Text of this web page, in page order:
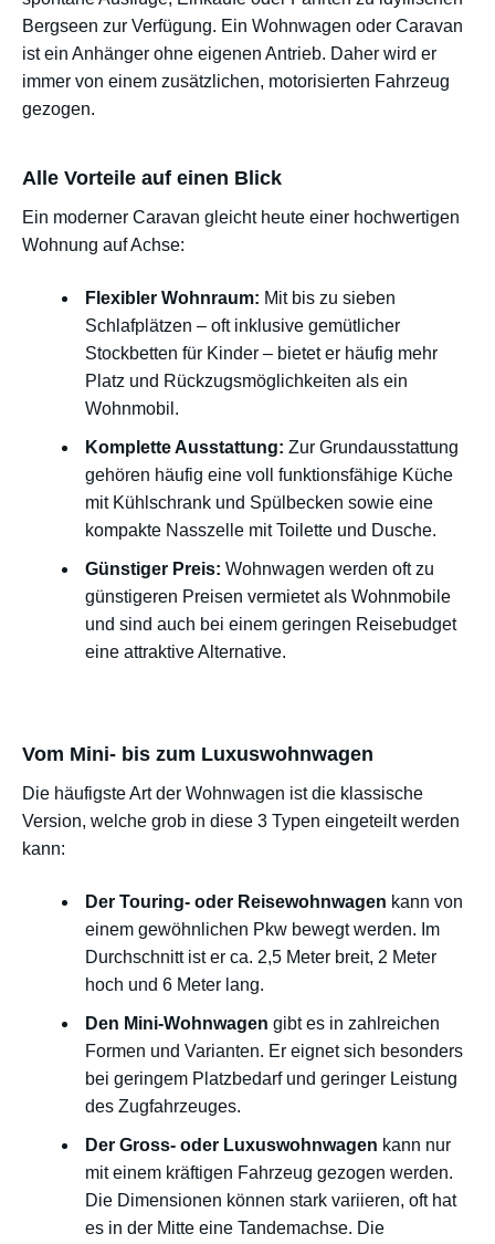
Bergseen zur Verfügung. Ein Wohnwagen oder Caravan
ist ein Anhänger ohne eigenen Antrieb. Daher wird er
immer von einem zusätzlichen, motorisierten Fahrzeug
gezogen.
Alle Vorteile auf einen Blick
Ein moderner Caravan gleicht heute einer hochwertigen
Wohnung auf Achse:
Flexibler Wohnraum: Mit bis zu sieben
Schlafplätzen – oft inklusive gemütlicher
Stockbetten für Kinder – bietet er häufig mehr
Platz und Rückzugsmöglichkeiten als ein
Wohnmobil.
Komplette Ausstattung: Zur Grundausstattung
gehören häufig eine voll funktionsfähige Küche
mit Kühlschrank und Spülbecken sowie eine
kompakte Nasszelle mit Toilette und Dusche.
Günstiger Preis: Wohnwagen werden oft zu
günstigeren Preisen vermietet als Wohnmobile
und sind auch bei einem geringen Reisebudget
eine attraktive Alternative.
Vom Mini- bis zum Luxuswohnwagen
Die häufigste Art der Wohnwagen ist die klassische
Version, welche grob in diese 3 Typen eingeteilt werden
kann:
Der Touring- oder Reisewohnwagen kann von
einem gewöhnlichen Pkw bewegt werden. Im
Durchschnitt ist er ca. 2,5 Meter breit, 2 Meter
hoch und 6 Meter lang.
Den Mini-Wohnwagen gibt es in zahlreichen
Formen und Varianten. Er eignet sich besonders
bei geringem Platzbedarf und geringer Leistung
des Zugfahrzeuges.
Der Gross- oder Luxuswohnwagen kann nur
mit einem kräftigen Fahrzeug gezogen werden.
Die Dimensionen können stark variieren, oft hat
es in der Mitte eine Tandemachse. Die